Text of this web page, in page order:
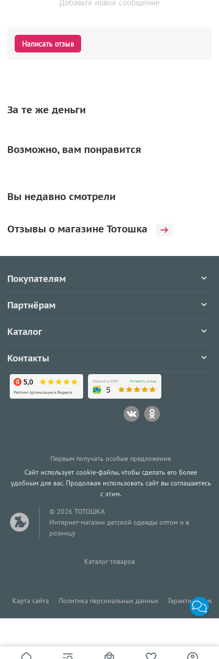
Добавьте новое сообщение
Написать отзыв
За те же деньги
Возможно, вам понравится
Вы недавно смотрели
Отзывы о магазине Тотошка
Покупателям
Партнёрам
Каталог
Контакты
Первым получать особые предложения
Сайт использует cookie-файлы, чтобы сделать его более
удобным для вас. Продолжая использовать сайт вы соглашаетесь
с этим.
© 2026 ТОТОШКА
Интернет-магазин детской одежды оптом и в
розницу
Каталог товаров
Карта сайта Политика персональных данных Гарантия